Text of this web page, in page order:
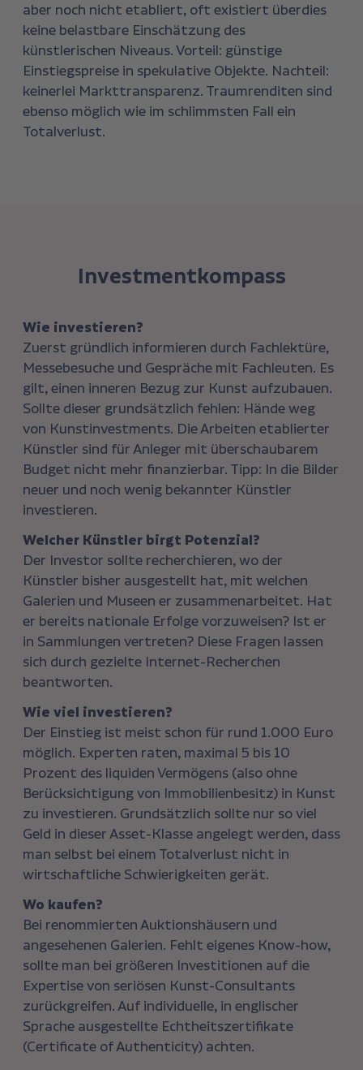
aber noch nicht etabliert, oft existiert überdies
keine belastbare Einschätzung des
künstlerischen Niveaus. Vorteil: günstige
Einstiegspreise in spekulative Objekte. Nachteil:
keinerlei Markttransparenz. Traumrenditen sind
ebenso möglich wie im schlimmsten Fall ein
Totalverlust.
Investmentkompass
Wie investieren?
Zuerst gründlich informieren durch Fachlektüre,
Messebesuche und Gespräche mit Fachleuten. Es
gilt, einen inneren Bezug zur Kunst aufzubauen.
Sollte dieser grundsätzlich fehlen: Hände weg
von Kunstinvestments. Die Arbeiten etablierter
Künstler sind für Anleger mit überschaubarem
Budget nicht mehr finanzierbar. Tipp: In die Bilder
neuer und noch wenig bekannter Künstler
investieren.
Welcher Künstler birgt Potenzial?
Der Investor sollte recherchieren, wo der
Künstler bisher ausgestellt hat, mit welchen
Galerien und Museen er zusammenarbeitet. Hat
er bereits nationale Erfolge vorzuweisen? Ist er
in Sammlungen vertreten? Diese Fragen lassen
sich durch gezielte Internet-Recherchen
beantworten.
Wie viel investieren?
Der Einstieg ist meist schon für rund 1.000 Euro
möglich. Experten raten, maximal 5 bis 10
Prozent des liquiden Vermögens (also ohne
Berücksichtigung von Immobilienbesitz) in Kunst
zu investieren. Grundsätzlich sollte nur so viel
Geld in dieser Asset-Klasse angelegt werden, dass
man selbst bei einem Totalverlust nicht in
wirtschaftliche Schwierigkeiten gerät.
Wo kaufen?
Bei renommierten Auktionshäusern und
angesehenen Galerien. Fehlt eigenes Know-how,
sollte man bei größeren Investitionen auf die
Expertise von seriösen Kunst-Consultants
zurückgreifen. Auf individuelle, in englischer
Sprache ausgestellte Echtheitszertifikate
(Certificate of Authenticity) achten.